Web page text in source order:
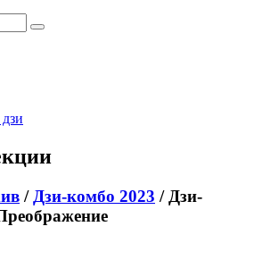
/ Дзи-комбо 2023 / Дзи-